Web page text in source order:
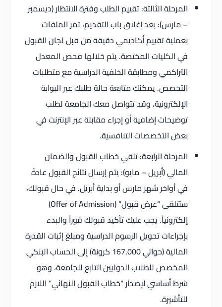
المرحلة الثالثة: تقييم الطلب وفترة الانتظار (ديسمبر
– مارس): بعد إغلاق باب التقديم، تمر الملفات
بعملية تقييم أكاديمي دقيقة من قبل لجان القبول
في الكليات المختصة. يتم خلالها فحص المعدل
التراكمي ومطابقة الخلفية الدراسية مع متطلبات
التخصص. يمكنك متابعة حالة طلبك عبر البوابة
الإلكترونية، وقد تتواصل معك الجامعة لطلب
توضيحات إضافية أو إجراء مقابلة عبر الإنترنت في
بعض التخصصات التنافسية.
المرحلة الرابعة: تلقي خطاب القبول والضمان
المالي (أبريل – مايو): يتم إرسال نتائج القبول عادةً
في أواخر شهر مارس أو بداية أبريل. في حال قبولك،
ستتلقى “عرض قبول” (Offer of Admission)
إلكترونياً. يجب عليك تأكيد قبولك فوراً والبدء
بإجراءات تحويل الرسوم الدراسية ومبلغ إثبات القدرة
المالية (حوالي 167,000 كرونة) إلى الحساب البنكي
المخصص للطلاب الدوليين التابع للجامعة، وهو
شرط أساسي لإصدار “خطاب القبول النهائي” اللازم
للتأشيرة.